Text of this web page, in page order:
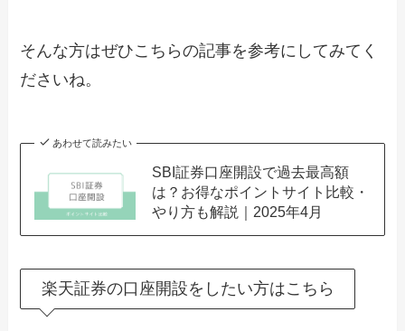
そんな方はぜひこちらの記事を参考にしてみてく
ださいね。
あわせて読みたい
SBI証券口座開設で過去最高額
は？お得なポイントサイト比較・
やり方も解説｜2025年4月
楽天証券の口座開設をしたい方はこちら